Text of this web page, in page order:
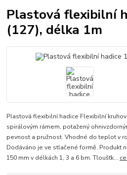
Plastová flexibilní
(127), délka 1m
Plastová flexibilní hadice Flexibilní
spirálovým rámem, potažený
pevnost a pružnost. Vhodné do teplot v
Dodáváno je ve stlačené formě. Produkt
150 mm v délkách 1, 3 a 6 bm. Tloušťk...